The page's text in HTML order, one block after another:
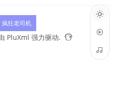
疯狂老司机
PluXml 强力驱动.